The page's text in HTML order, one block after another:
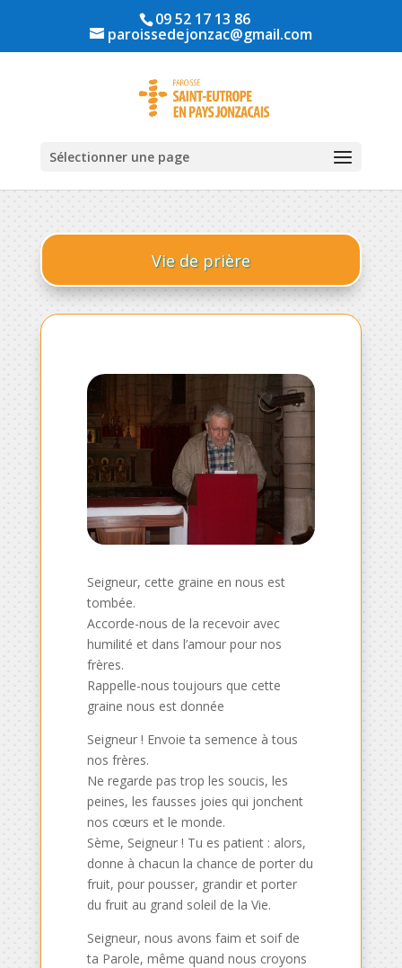
09 52 17 13 86
paroissedejonzac@gmail.com
Sélectionner une page
Vie de prière
Seigneur, cette graine en nous est
tombée.
Accorde-nous de la recevoir avec
humilité et dans l’amour pour nos
frères.
Rappelle-nous toujours que cette
graine nous est donnée
Seigneur ! Envoie ta semence à tous
nos frères.
Ne regarde pas trop les soucis, les
peines, les fausses joies qui jonchent
nos cœurs et le monde.
Sème, Seigneur ! Tu es patient : alors,
donne à chacun la chance de porter du
fruit, pour pousser, grandir et porter
du fruit au grand soleil de la Vie.
Seigneur, nous avons faim et soif de
ta Parole, même quand nous croyons